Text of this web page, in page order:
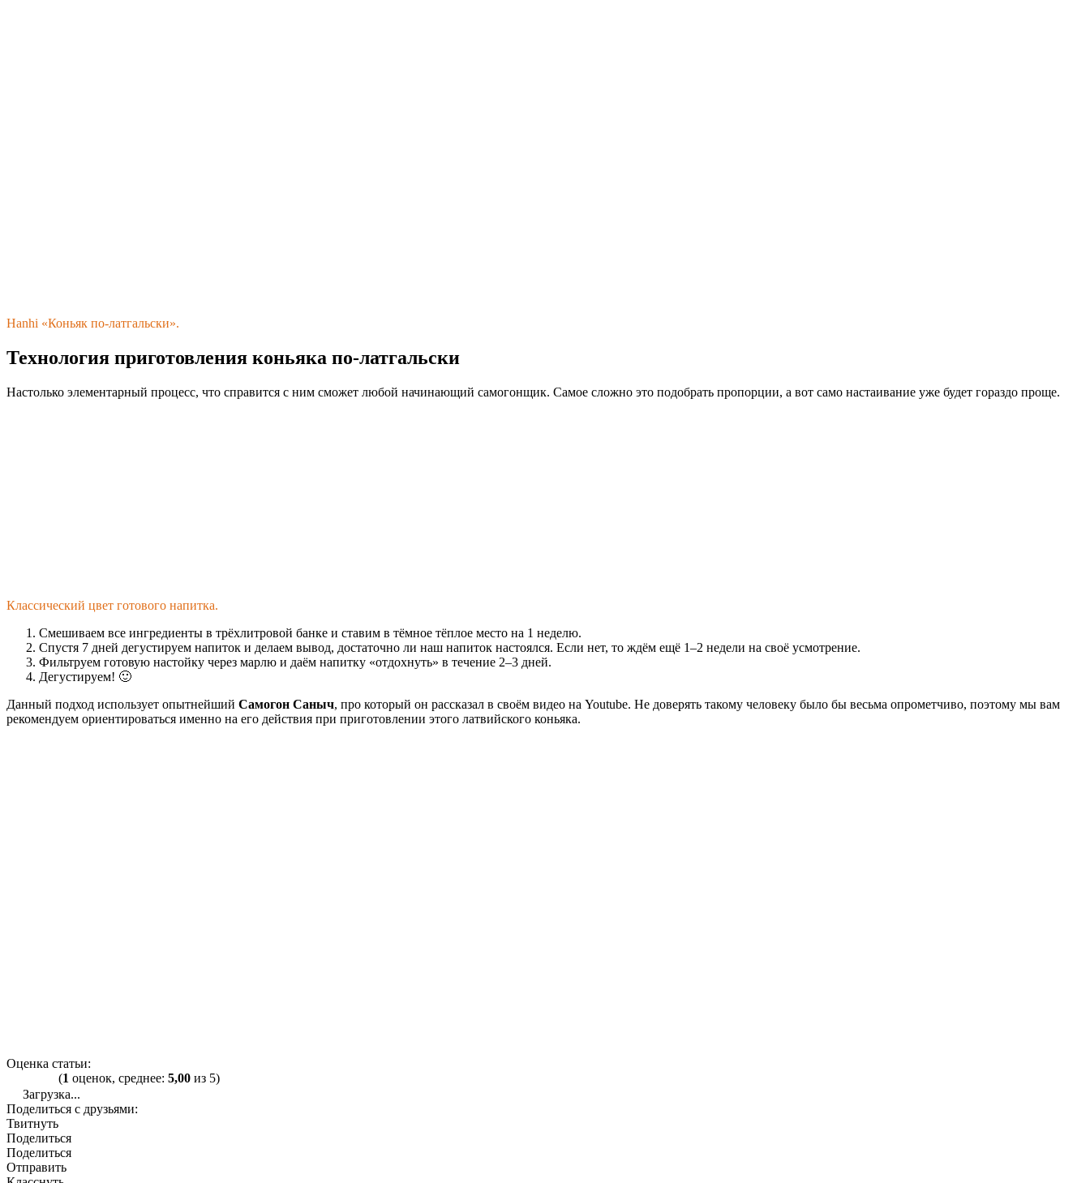
Hanhi «Коньяк по-латгальски».
Технология приготовления коньяка по-латгальски
Настолько элементарный процесс, что справится с ним сможет любой начинающий самогонщик. Самое сложно это подобрать пропорции, а вот само настаивание уже будет гораздо проще.
Классический цвет готового напитка.
Смешиваем все ингредиенты в трёхлитровой банке и ставим в тёмное тёплое место на 1 неделю.
Спустя 7 дней дегустируем напиток и делаем вывод, достаточно ли наш напиток настоялся. Если нет, то ждём ещё 1–2 недели на своё усмотрение.
Фильтруем готовую настойку через марлю и даём напитку «отдохнуть» в течение 2–3 дней.
Дегустируем! 🙂
Данный подход использует опытнейший Самогон Саныч, про который он рассказал в своём видео на Youtube. Не доверять такому человеку было бы весьма опрометчиво, поэтому мы вам
рекомендуем ориентироваться именно на его действия при приготовлении этого латвийского коньяка.
Оценка статьи:
(1 оценок, среднее: 5,00 из 5)
Загрузка...
Поделиться с друзьями:
Твитнуть
Поделиться
Поделиться
Отправить